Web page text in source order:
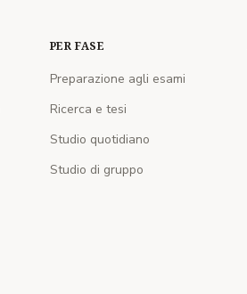
PER FASE
Preparazione agli esami
Ricerca e tesi
Studio quotidiano
Studio di gruppo